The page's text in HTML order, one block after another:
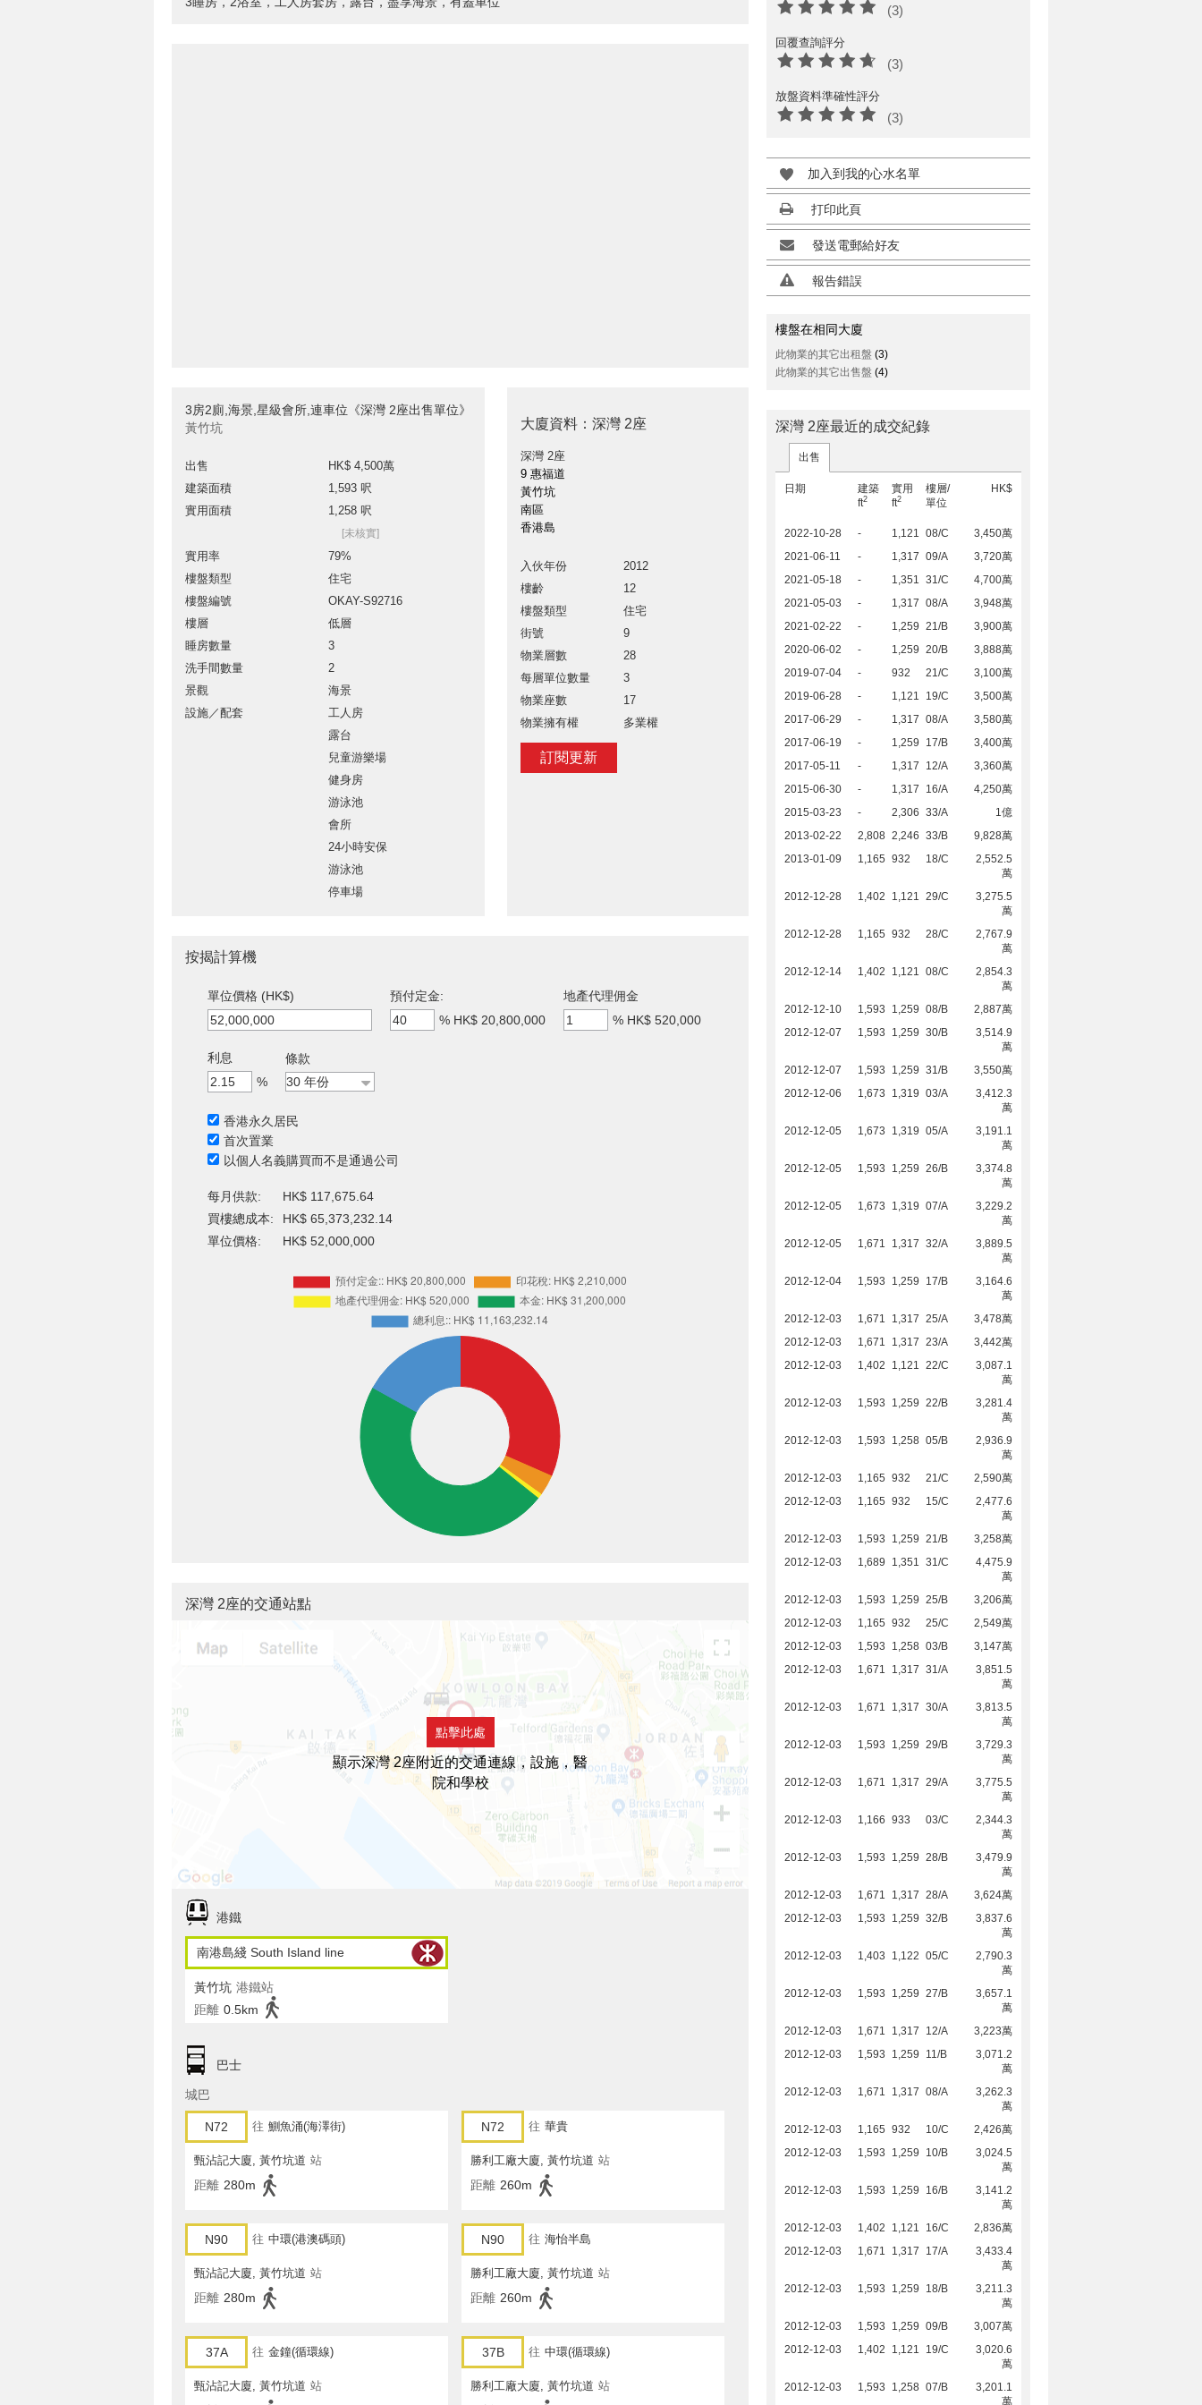
3房2廁,海景,星級會所,連車位《深灣 2座出售單位》
黃竹坑
出售
HK$ 4,500萬
建築面積
1,593 呎
實用面積
1,258 呎
[未核實]
實用率
79%
樓盤類型
住宅
樓盤編號
OKAY-S92716
樓層
低層
睡房數量
3
洗手間數量
2
景觀
海景
設施／配套
工人房
露台
兒童游樂場
健身房
游泳池
會所
24小時安保
游泳池
停車場
大廈資料：深灣 2座
深灣 2座
9 惠福道
黃竹坑
南區
香港島
入伙年份
2012
樓齡
12
樓盤類型
住宅
街號
9
物業層數
28
每層單位數量
3
物業座數
17
物業擁有權
多業權
訂閱更新
(3)
回覆查詢評分
(3)
放盤資料準確性評分
(3)
加入到我的心水名單
打印此頁
發送電郵給好友
報告錯誤
樓盤在相同大廈
此物業的其它出租盤 (3)
此物業的其它出售盤 (4)
深灣 2座最近的成交紀錄
出售
日期
建築
ft2
實用
ft2
樓層/
單位
HK$
2022-10-28 - 1,121 08/C
3,450萬
2021-06-11
- 1,317 09/A
3,720萬
2021-05-18
- 1,351 31/C
4,700萬
2021-05-03
- 1,317 08/A
3,948萬
2021-02-22
- 1,259 21/B
3,900萬
2020-06-02
- 1,259 20/B
3,888萬
2019-07-04
- 932 21/C
3,100萬
2019-06-28
- 1,121 19/C
3,500萬
2017-06-29
- 1,317 08/A
3,580萬
2017-06-19
- 1,259 17/B
3,400萬
2017-05-11
- 1,317 12/A
3,360萬
2015-06-30
- 1,317 16/A
4,250萬
2015-03-23
- 2,306 33/A
1億
2013-02-22
2,808 2,246 33/B
9,828萬
2013-01-09
1,165 932 18/C
2,552.5
萬
2012-12-28
1,402 1,121 29/C
3,275.5
萬
2012-12-28
1,165 932 28/C
2,767.9
萬
2012-12-14
1,402 1,121 08/C
2,854.3
萬
2012-12-10
1,593 1,259 08/B
2,887萬
2012-12-07
1,593 1,259 30/B
3,514.9
萬
2012-12-07
1,593 1,259 31/B
3,550萬
2012-12-06
1,673 1,319 03/A
3,412.3
萬
2012-12-05
1,673 1,319 05/A
3,191.1
萬
2012-12-05
1,593 1,259 26/B
3,374.8
萬
2012-12-05
1,673 1,319 07/A
3,229.2
萬
2012-12-05
1,671 1,317 32/A
3,889.5
萬
2012-12-04
1,593 1,259 17/B
3,164.6
萬
2012-12-03
1,671 1,317 25/A
3,478萬
2012-12-03
1,671 1,317 23/A
3,442萬
2012-12-03
1,402 1,121 22/C
3,087.1
萬
2012-12-03
1,593 1,259 22/B
3,281.4
萬
2012-12-03
1,593 1,258 05/B
2,936.9
萬
2012-12-03
1,165 932 21/C
2,590萬
2012-12-03
1,165 932 15/C
2,477.6
萬
2012-12-03
1,593 1,259 21/B
3,258萬
2012-12-03
1,689 1,351 31/C
4,475.9
萬
2012-12-03
1,593 1,259 25/B
3,206萬
2012-12-03
1,165 932 25/C
2,549萬
2012-12-03
1,593 1,258 03/B
3,147萬
2012-12-03
1,671 1,317 31/A
3,851.5
萬
2012-12-03
1,671 1,317 30/A
3,813.5
萬
2012-12-03
1,593 1,259 29/B
3,729.3
萬
2012-12-03
1,671 1,317 29/A
3,775.5
萬
2012-12-03
1,166 933 03/C
2,344.3
萬
2012-12-03
1,593 1,259 28/B
3,479.9
萬
2012-12-03
1,671 1,317 28/A
3,624萬
2012-12-03
1,593 1,259 32/B
3,837.6
萬
2012-12-03
1,403 1,122 05/C
2,790.3
萬
2012-12-03
1,593 1,259 27/B
3,657.1
萬
2012-12-03
1,671 1,317 12/A
3,223萬
2012-12-03
1,593 1,259 11/B
3,071.2
萬
2012-12-03
1,671 1,317 08/A
3,262.3
萬
2012-12-03
1,165 932 10/C
2,426萬
2012-12-03
1,593 1,259 10/B
3,024.5
萬
2012-12-03
1,593 1,259 16/B
3,141.2
萬
2012-12-03
1,402 1,121 16/C
2,836萬
2012-12-03
1,671 1,317 17/A
3,433.4
萬
2012-12-03
1,593 1,259 18/B
3,211.3
萬
2012-12-03
1,593 1,259 09/B
3,007萬
2012-12-03
1,402 1,121 19/C
3,020.6
萬
2012-12-03
1,593 1,258 07/B
3,201.1
萬
按揭計算機
單位價格 (HK$)
預付定金:
% HK$ 20,800,000
地產代理佣金
% HK$ 520,000
利息
%
條款
香港永久居民
首次置業
以個人名義購買而不是通過公司
每月供款:
HK$ 117,675.64
買樓總成本:
HK$ 65,373,232.14
單位價格:
HK$ 52,000,000
深灣 2座的交通站點
點擊此處
顯示深灣 2座附近的交通連線，設施，醫
院和學校
港鐵
南港島綫 South Island line
黃竹坑 港鐵站
距離 0.5km
巴士
城巴
N72 往 鰂魚涌(海澤街)
甄沾記大廈, 黃竹坑道 站
距離 280m
N72 往 華貴
勝利工廠大廈, 黃竹坑道 站
距離 260m
N90 往 中環(港澳碼頭)
甄沾記大廈, 黃竹坑道 站
距離 280m
N90 往 海怡半島
勝利工廠大廈, 黃竹坑道 站
距離 260m
37A 往 金鐘(循環線)
甄沾記大廈, 黃竹坑道 站
37B 往 中環(循環線)
勝利工廠大廈, 黃竹坑道 站